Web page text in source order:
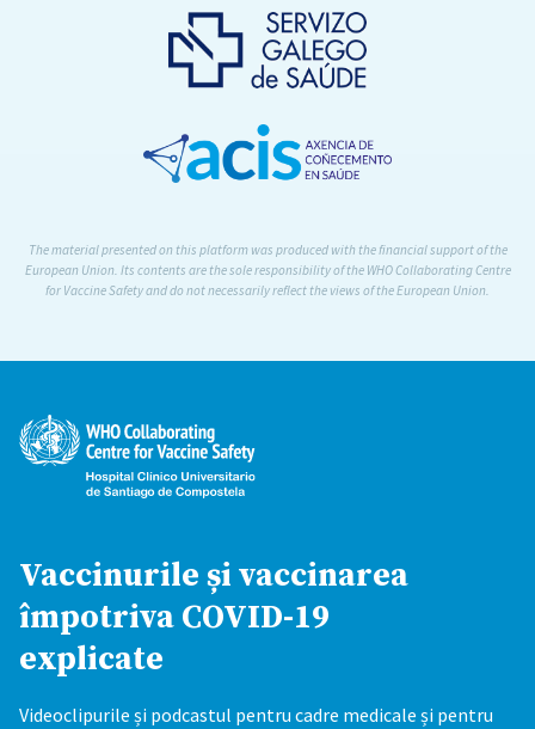
The material presented on this platform was produced with the financial support of the
European Union. Its contents are the sole responsibility of the WHO Collaborating Centre
for Vaccine Safety and do not necessarily reflect the views of the European Union.
Vaccinurile și vaccinarea
împotriva COVID-19
explicate
Videoclipurile și podcastul pentru cadre medicale și pentru